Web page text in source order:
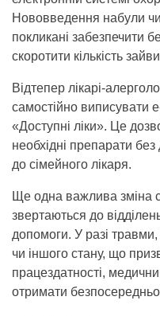
Нововведення набули
покликані забезпечити
скоротити кількість
Відтепер лікарі-
самостійно виписувати
«Доступні ліки». Це
необхідні препарати
до сімейного лікаря.
Ще одна важлива зміна
звертаються до
допомоги. У разі
чи іншого стану, що
працездатності,
отримати